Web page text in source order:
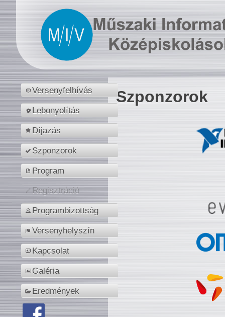
Versenyfelhívás
Lebonyolítás
Díjazás
Szponzorok
Program
Regisztráció
Programbizottság
Versenyhelyszín
Kapcsolat
Galéria
Eredmények
Szponzorok